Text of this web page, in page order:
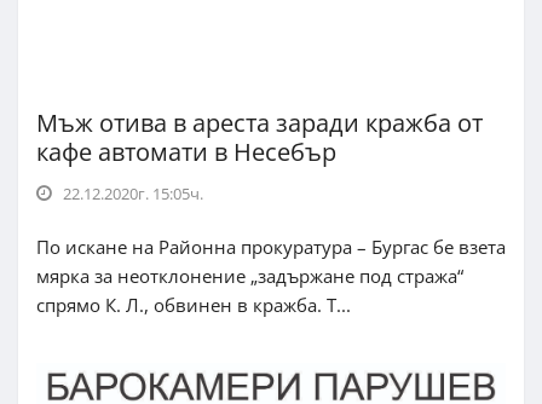
Мъж отива в ареста заради кражба от
кафе автомати в Несебър
22.12.2020г. 15:05ч.
По искане на Районна прокуратура – Бургас бе взета
мярка за неотклонение „задържане под стража“
спрямо К. Л., обвинен в кражба. Т...